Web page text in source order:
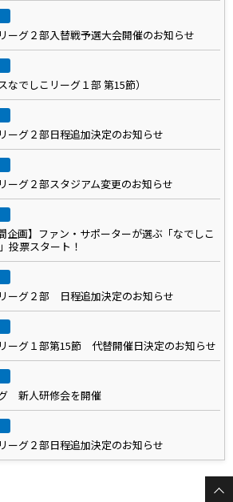
ーグ２部入替戦予選大会開催のお知らせ
でしこリーグ１部 第15節）
ーグ２部日程追加決定のお知らせ
ーグ２部スタジアム変更のお知らせ
企画】ファン・サポーターが選ぶ「なでしこ
投票スタート！
ーグ２部 日程追加決定のお知らせ
ーグ１部第15節 代替開催日決定のお知らせ
新人研修会を開催
ーグ２部日程追加決定のお知らせ